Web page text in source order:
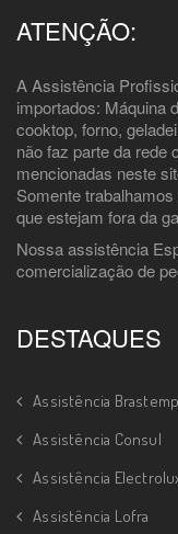
ATENÇÃO:
A Assistência
importados: Máquina
cooktop, forno,
não faz parte da rede
mencionadas neste
Somente
que estejam fora da
Nossa assistência
comercialização de
DESTAQUES
Assistência Brastemp
Assistência Consul
Assistência
Assistência Lofra